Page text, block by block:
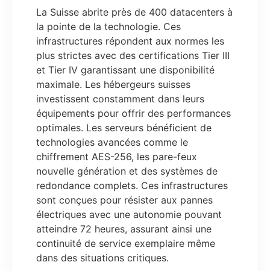
La Suisse abrite près de 400 datacenters à
la pointe de la technologie. Ces
infrastructures répondent aux normes les
plus strictes avec des certifications Tier III
et Tier IV garantissant une disponibilité
maximale. Les hébergeurs suisses
investissent constamment dans leurs
équipements pour offrir des performances
optimales. Les serveurs bénéficient de
technologies avancées comme le
chiffrement AES-256, les pare-feux
nouvelle génération et des systèmes de
redondance complets. Ces infrastructures
sont conçues pour résister aux pannes
électriques avec une autonomie pouvant
atteindre 72 heures, assurant ainsi une
continuité de service exemplaire même
dans des situations critiques.